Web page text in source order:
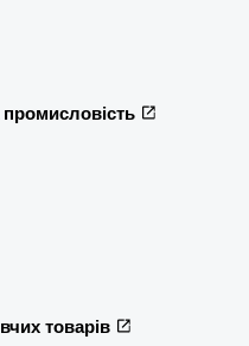
промисловість
товарів